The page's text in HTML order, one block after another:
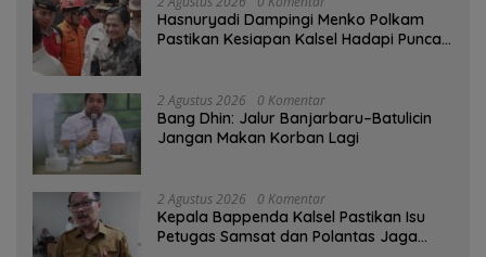
Hasnuryadi Dampingi Menko Polkam
Pastikan Kesiapan Kalsel Hadapi Puncak
2 Agustus 2026 0 Komentar
Bang Dhin: Jalur Banjarbaru–Batulicin
Jangan Makan Korban Lagi
2 Agustus 2026 0 Komentar
Kepala Bappenda Kalsel Pastikan Isu
Petugas Samsat dan Polantas Jaga